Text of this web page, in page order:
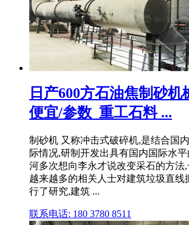
日产600方石油焦制砂机
便宜/参数_重工石料 ...
制砂机 又称冲击式破碎机,是结合国
际情况,研制开发出具有国内国际水
河多次想向李永才说改变采石的方法,
越来越多的相关人士对建筑垃圾直线
行了研究,建筑 ...
联系电话: 180 3780 8511